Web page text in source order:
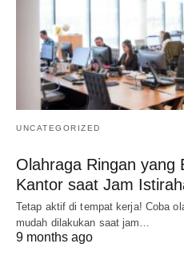
UNCATEGORIZED
Olahraga Ringan yang
Kantor saat Jam
Tetap aktif di tempat kerja! Coba
mudah dilakukan saat jam…
9 months ago